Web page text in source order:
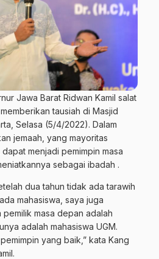
Jawa Barat Ridwan Kamil salat
tausiah di Masjid
Selasa (5/4/2022). Dalam
jemaah, yang mayoritas
menjadi pemimpin masa
sebagai ibadah .
dua tahun tidak ada tarawih
mahasiswa, saya juga
masa depan adalah
adalah mahasiswa UGM.
yang baik,” kata Kang